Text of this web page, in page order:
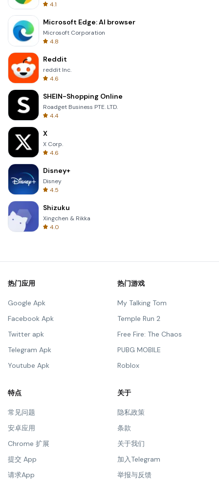
4.1
Microsoft Edge: AI browser
Microsoft Corporation
4.8
Reddit
reddit Inc.
4.6
SHEIN-Shopping Online
Roadget Business PTE. LTD.
4.4
X
X Corp.
4.6
Disney+
Disney
4.5
Shizuku
Xingchen & Rikka
4.0
热门应用
Google Apk
Facebook Apk
Twitter apk
Telegram Apk
Youtube Apk
热门游戏
My Talking Tom
Temple Run 2
Free Fire: The Chaos
PUBG MOBILE
Roblox
特点
常见问题
安卓应用
Chrome 扩展
提交 App
请求App
关于
隐私政策
条款
关于我们
加入Telegram
举报与反馈